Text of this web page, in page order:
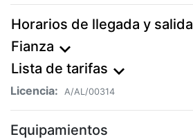
Horarios de llegada y salida
Fianza expand_more
Lista de tarifas expand_more
Licencia: A/AL/00314
Equipamientos